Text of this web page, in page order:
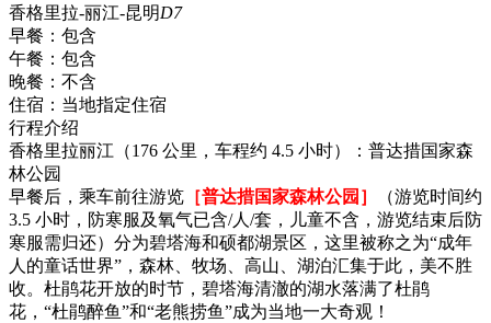
香格里拉-丽江-昆明D7
早餐： 包含
午餐： 包含
晚餐： 不含
住宿： 当地指定住宿
行程介绍
香格里拉丽江（176 公里，车程约 4.5 小时）：普达措国家森
林公园
早餐后，乘车前往游览 ［普达措国家森林公园］
（游览时间约
3.5 小时，防寒服及氧气已含/人/套，儿童不含，游览结束后防
寒服需归还）分为碧塔海和硕都湖景区，这里被称之为“成年
人的童话世界”，森林、牧场、高山、湖泊汇集于此，美不胜
收。杜鹃花开放的时节，碧塔海清澈的湖水落满了杜鹃
花，“杜鹃醉鱼”和“老熊捞鱼”成为当地一大奇观！